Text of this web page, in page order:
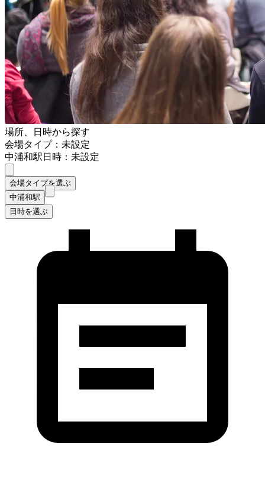
場所、日時から探す
会場タイプ：未設定
中浦和駅日時：未設定
会場タイプを選ぶ
中浦和駅
日時を選ぶ